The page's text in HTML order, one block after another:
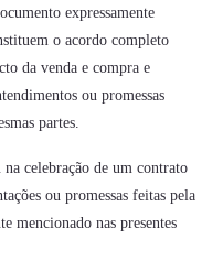
expressamente
o acordo completo
da venda e compra e
ou promessas
partes.
celebração de um contrato
ou promessas feitas pela
mencionado nas presentes